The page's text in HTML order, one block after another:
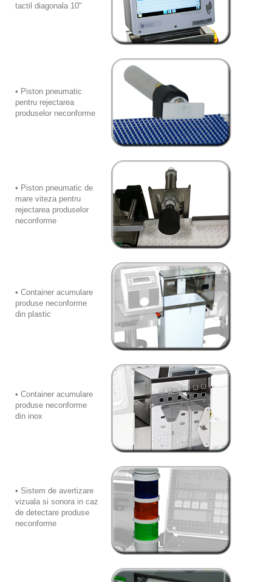
tactil diagonala 10"
• Piston pneumatic
pentru rejectarea
produselor neconforme
• Piston pneumatic de
mare viteza pentru
rejectarea produselor
neconforme
• Container acumulare
produse neconforme
din plastic
• Container acumulare
produse neconforme
din inox
• Sistem de avertizare
vizuala si sonora in caz
de detectare produse
neconforme